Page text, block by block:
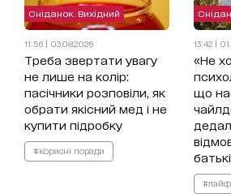
Сніданок. Вихідний
11:56 | 03.08.2026
Треба звертати увагу
не лише на колір:
пасічники розповіли, як
обрати якісний мед і не
купити підробку
#корисні поради
13:42 |
«Не
що